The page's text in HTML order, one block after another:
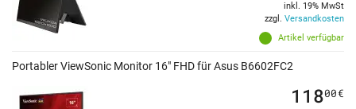
Artikel verfügbar
inkl. 19% MwSt
zzgl. Versandkosten
Portabler ViewSonic Monitor 16" FHD für Asus B6602FC2
11800€